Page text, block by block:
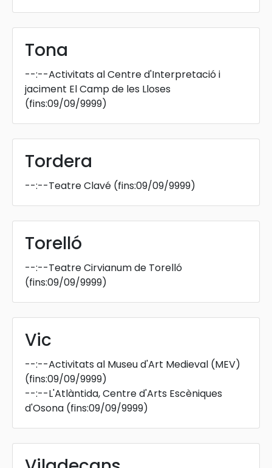
Tona
--:--Activitats al Centre d'Interpretació i
jaciment El Camp de les Lloses
(fins:09/09/9999)
Tordera
--:--Teatre Clavé (fins:09/09/9999)
Torelló
--:--Teatre Cirvianum de Torelló
(fins:09/09/9999)
Vic
--:--Activitats al Museu d'Art Medieval (MEV)
(fins:09/09/9999)
--:--L'Atlàntida, Centre d'Arts Escèniques
d'Osona (fins:09/09/9999)